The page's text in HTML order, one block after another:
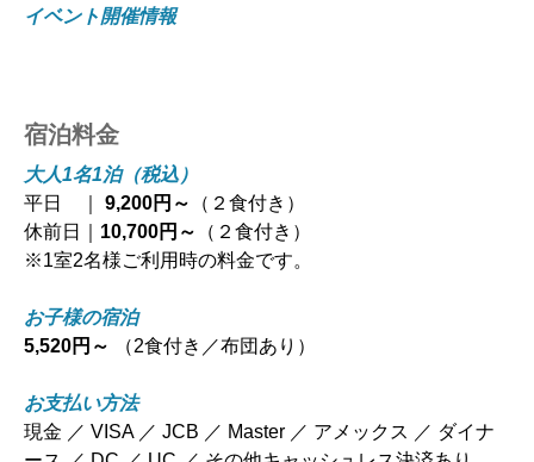
イベント開催情報
宿泊料金
大人1名1泊（税込）
平日 ｜
9,200円～
（２食付き）
休前日｜ 10,700円～
（２食付き）
※1室2名様ご利用時の料金です。
お子様の宿泊
5,520円～
（2食付き／布団あり）
お支払い方法
現金 ／ VISA ／ JCB ／ Master ／ アメックス ／ ダイナ